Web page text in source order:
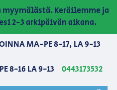
Keräilemme ja
2-3 arkipäivän aikana.
MA-PE 8-17, LA 9-13
8-16 LA 9-13
0443173532